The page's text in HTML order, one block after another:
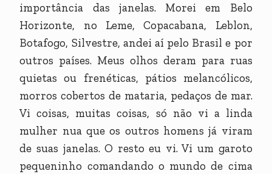
importância das janelas. Morei em Belo
Horizonte, no Leme, Copacabana, Leblon,
Botafogo, Silvestre, andei aí pelo Brasil e por
outros países. Meus olhos deram para ruas
quietas ou frenéticas, pátios melancólicos,
morros cobertos de mataria, pedaços de mar.
Vi coisas, muitas coisas, só não vi a linda
mulher nua que os outros homens já viram
de suas janelas. O resto eu vi. Vi um garoto
pequeninho comandando o mundo de cima